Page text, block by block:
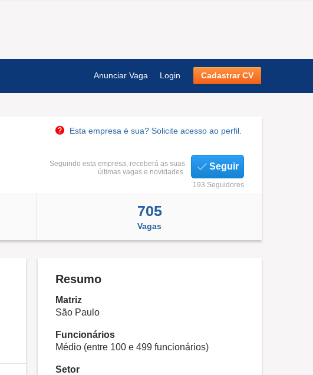
Anunciar Vaga Login Cadastrar CV
Esta empresa é sua? Solicite acesso ao perfil.
Seguindo esta empresa, receberá as suas
últimas vagas e novidades.
Seguir
193 Seguidores
705
Vagas
Resumo
Matriz
São Paulo
Funcionários
Médio (entre 100 e 499 funcionários)
Setor